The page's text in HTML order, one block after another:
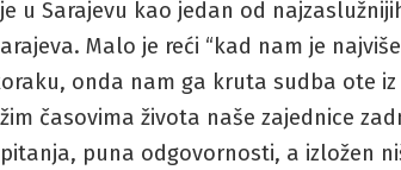
u Sarajevu kao jedan od
Malo je reći “kad nam je
onda nam ga kruta sudba ote iz
časovima života naše zajednice
puna odgovornosti, a izložen